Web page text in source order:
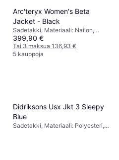
Arc'teryx Women's Beta
Jacket - Black
Sadetakki, Materiaali: Nailon,
Polyesteri, Polyamidi, Kestävä,
Vedenpitävä, Tuulenpitävä,
Vettähylkivä
399,90 €
Tai 3 maksua 136,93 €
5 kauppoja
Didriksons Usx Jkt 3 Sleepy
Blue
Sadetakki, Materiaali: Polyesteri,